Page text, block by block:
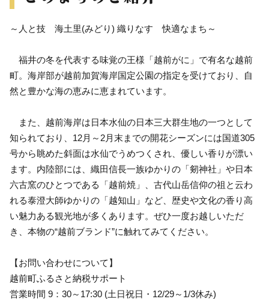
～人と技 海土里(みどり) 織りなす 快適なまち～
福井の冬を代表する味覚の王様「越前がに」で有名な越前
町。海岸部が越前加賀海岸国定公園の指定を受けており、自
然と豊かな海の恵みに恵まれています。
また、越前海岸は日本水仙の日本三大群生地の一つとして
知られており、12月～2月末までの開花シーズンには国道305
号から眺めた斜面は水仙でうめつくされ、優しい香りが漂い
ます。内陸部には、織田信長一族ゆかりの「剱神社」や日本
六古窯のひとつである「越前焼」、古代山岳信仰の祖と云わ
れる泰澄大師ゆかりの「越知山」など、歴史や文化の香り高
い魅力ある観光地が多くあります。ぜひ一度お越しいただ
き、本物の“越前ブランド”に触れてみてください。
【お問い合わせについて】
越前町ふるさと納税サポート
営業時間 9：30～17:30 (土日祝日・12/29～1/3休み)